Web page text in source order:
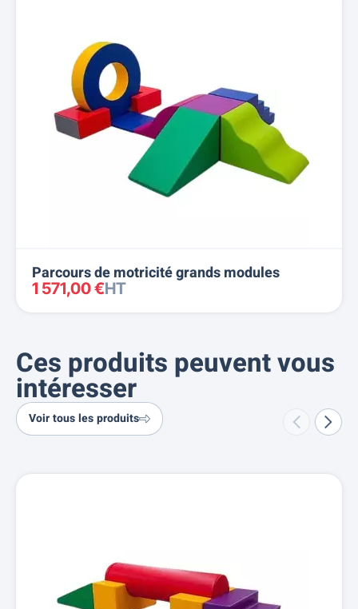
Parcours de motricité grands modules
1 571,00 €HT
Ces produits peuvent vous
intéresser
Voir tous les produits